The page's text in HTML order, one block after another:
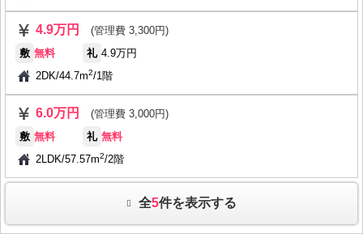
4.9万円
(管理費 3,300円)
敷 無料 礼 4.9万円
2DK/44.7m2/1階
6.0万円
(管理費 3,000円)
敷 無料 礼 無料
2LDK/57.57m2/2階
全5件を表示する